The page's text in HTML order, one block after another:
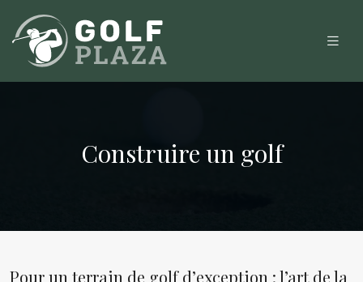
Construire un golf
Pour un terrain de golf d’exception : l’art de la